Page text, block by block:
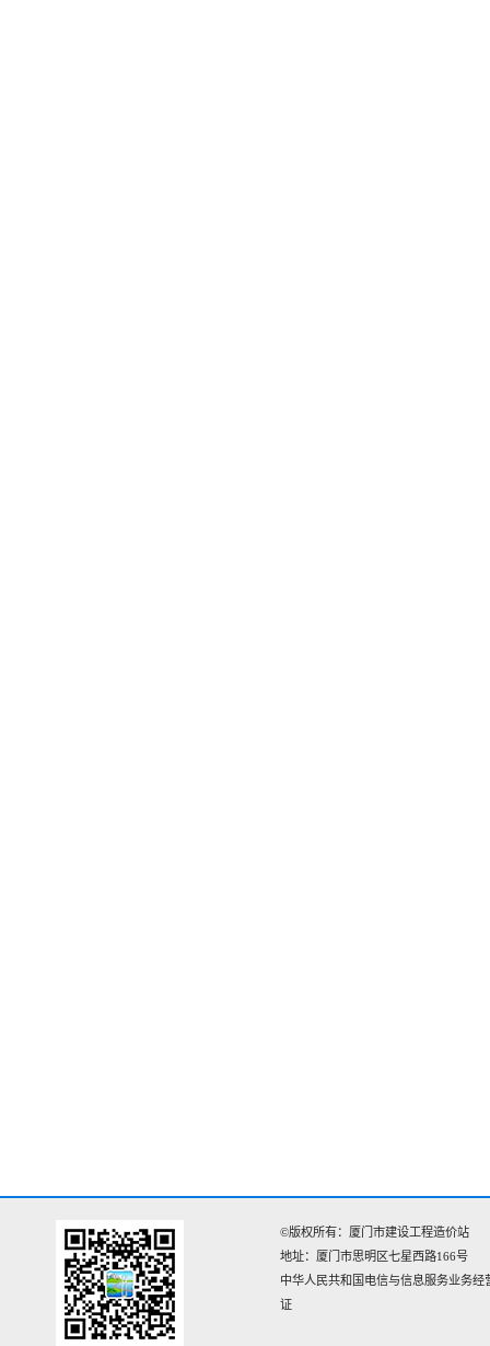
©版权所有：厦门市建设工程造价站
地址：厦门市思明区七星西路166号‌‌
中华人民共和国电信与信息服务业务经
证